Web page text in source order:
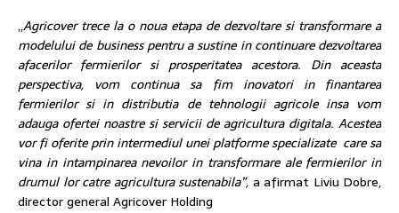
„Agricover trece la o noua etapa de dezvoltare si transformare a
modelului de business pentru a sustine in continuare dezvoltarea
afacerilor fermierilor si prosperitatea acestora. Din aceasta
perspectiva, vom continua sa fim inovatori in finantarea
fermierilor si in distributia de tehnologii agricole insa vom
adauga ofertei noastre si servicii de agricultura digitala. Acestea
vor fi oferite prin intermediul unei platforme specializate care sa
vina in intampinarea nevoilor in transformare ale fermierilor in
drumul lor catre agricultura sustenabila”, a afirmat Liviu Dobre,
director general Agricover Holding